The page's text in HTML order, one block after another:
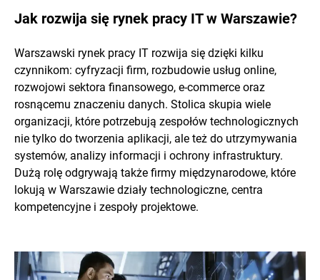
Jak rozwija się rynek pracy IT w Warszawie?
Warszawski rynek pracy IT rozwija się dzięki kilku
czynnikom: cyfryzacji firm, rozbudowie usług online,
rozwojowi sektora finansowego, e-commerce oraz
rosnącemu znaczeniu danych. Stolica skupia wiele
organizacji, które potrzebują zespołów technologicznych
nie tylko do tworzenia aplikacji, ale też do utrzymywania
systemów, analizy informacji i ochrony infrastruktury.
Dużą rolę odgrywają także firmy międzynarodowe, które
lokują w Warszawie działy technologiczne, centra
kompetencyjne i zespoły projektowe.